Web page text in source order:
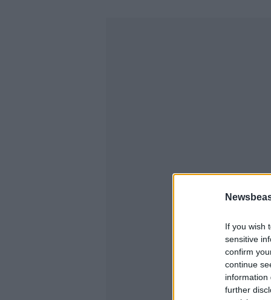
If you wish
sensitive
confirm
continue
information
further